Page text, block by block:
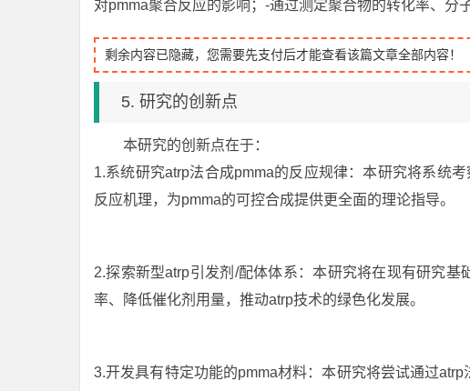
对pmma聚合反应的影响；-通过测定聚合物的转化率、分
剩余内容已隐藏，您需要先支付后才能查看该篇文章全部内容！
5. 研究的创新点
本研究的创新点在于：
1.系统研究atrp法合成pmma的反应规律：本研究将系统
反应机理，为pmma的可控合成提供更全面的理论指导。
2.探索新型atrp引发剂/配体体系：本研究将在现有研究
率、降低催化剂用量，推动atrp技术的绿色化发展。
3.开发具有特定功能的pmma材料：本研究将尝试通过